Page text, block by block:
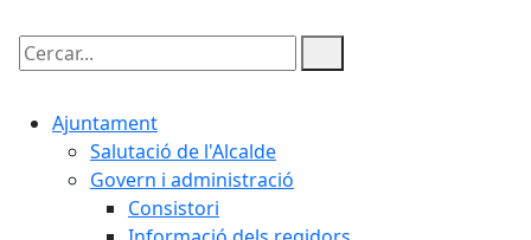
Cercar:
Ajuntament
Salutació de l'Alcalde
Govern i administració
Consistori